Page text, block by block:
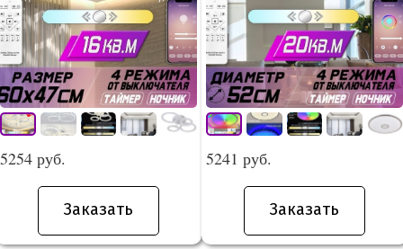
5254 руб.
Заказать
5241 руб.
Заказать